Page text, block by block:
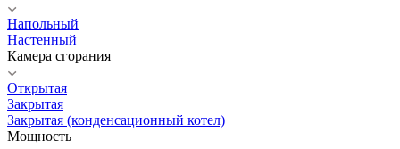
Напольный
Настенный
Камера сгорания
Открытая
Закрытая
Закрытая (конденсационный котел)
Мощность